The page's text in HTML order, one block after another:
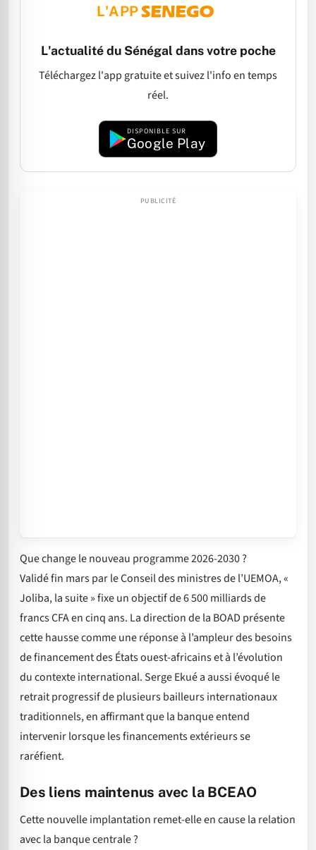
L'APP
L'actualité du Sénégal dans votre poche
Téléchargez l'app gratuite et suivez l'info en temps
réel.
DISPONIBLE SUR
Google Play
Que change le nouveau programme 2026-2030 ?
Validé fin mars par le Conseil des ministres de l’UEMOA, «
Joliba, la suite » fixe un objectif de 6 500 milliards de
francs CFA en cinq ans. La direction de la BOAD présente
cette hausse comme une réponse à l’ampleur des besoins
de financement des États ouest-africains et à l’évolution
du contexte international. Serge Ekué a aussi évoqué le
retrait progressif de plusieurs bailleurs internationaux
traditionnels, en affirmant que la banque entend
intervenir lorsque les financements extérieurs se
raréfient.
Des liens maintenus avec la BCEAO
Cette nouvelle implantation remet-elle en cause la relation
avec la banque centrale ?